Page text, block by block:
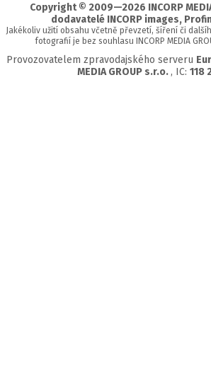
Copyright © 2009—2026 INCORP
dodavatelé INCORP images,
Jakékoliv užití obsahu včetně převzetí, šíření či
fotografií je bez souhlasu INCORP MEDIA
Provozovatelem zpravodajského serveru
MEDIA GROUP s.r.o. , IC: 118